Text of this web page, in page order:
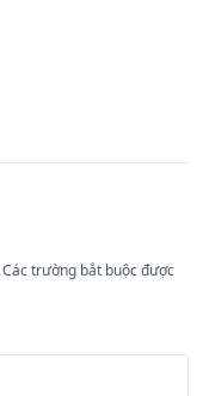
Các trường bắt buộc được